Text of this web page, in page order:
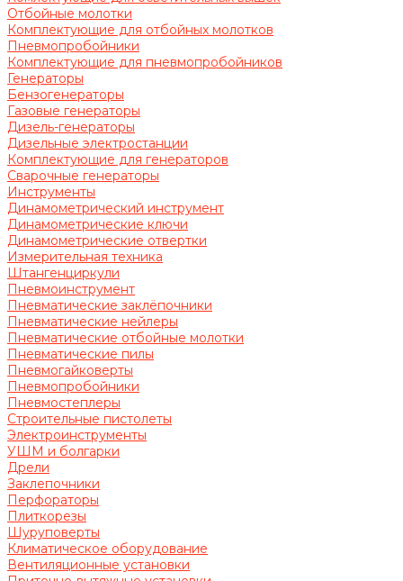
Отбойные молотки
Комплектующие для отбойных молотков
Пневмопробойники
Комплектующие для пневмопробойников
Генераторы
Бензогенераторы
Газовые генераторы
Дизель-генераторы
Дизельные электростанции
Комплектующие для генераторов
Сварочные генераторы
Инструменты
Динамометрический инструмент
Динамометрические ключи
Динамометрические отвертки
Измерительная техника
Штангенциркули
Пневмоинструмент
Пневматические заклёпочники
Пневматические нейлеры
Пневматические отбойные молотки
Пневматические пилы
Пневмогайковерты
Пневмопробойники
Пневмостеплеры
Строительные пистолеты
Электроинструменты
УШМ и болгарки
Дрели
Заклепочники
Перфораторы
Плиткорезы
Шуруповерты
Климатическое оборудование
Вентиляционные установки